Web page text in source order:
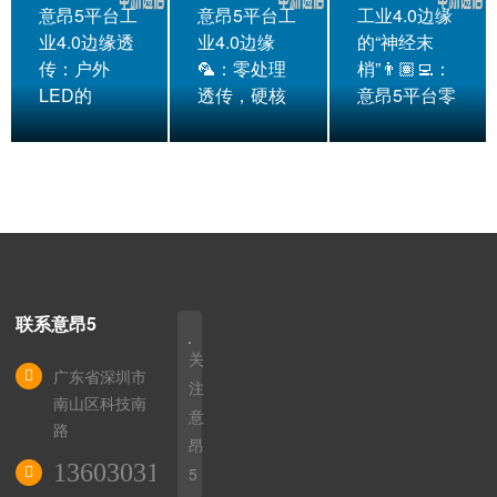
意昂5平台工
业4.0边缘透
传：户外
LED的
意昂5平台工
业4.0边缘
🦜：零处理
透传，硬核
工业4.0边缘
的“神经末
梢”👨🏽‍💻：
意昂5平台零
联系意昂5
广东省深圳市
南山区科技南
路
13603031172
关
注
意
昂
5